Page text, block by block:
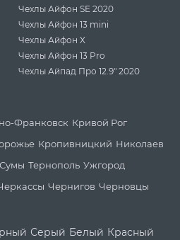
Чехлы Айфон SE 2020
Чехлы Айфон 13 mini
Чехлы Айфон X
Чехлы Айфон 13 Pro
Чехлы Айпад Про 12.9" 2020
Франковск Кривой Рог
Кропивницкий Николаев
Сумы Тернополь Ужгород
Чернигов Черновцы
Серый Белый Красный